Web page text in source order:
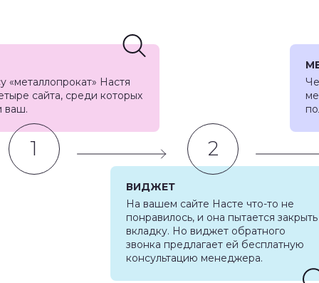
«металлопрокат» Настя
сайта, среди которых
ваш.
1
ВИДЖЕТ
На вашем сайте Насте что-то не
понравилось, и она пытается закрыть
вкладку. Но виджет обратного
звонка предлагает ей бесплатную
консультацию менеджера.
2